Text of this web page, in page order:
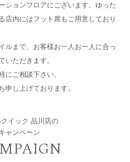
ションフロアにございます。ゆった
店内にはフット席もご用意しており
ルまで、お客様お一人お一人に合っ
いただきます。
にご相談下さい。
申し上げております。
イック 品川店の
ャンペーン